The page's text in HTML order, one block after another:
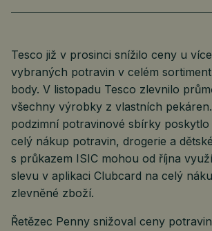
Tesco již v prosinci snížilo ceny u
vybraných potravin v celém
body. V listopadu Tesco zlevnilo
všechny výrobky z vlastních
podzimní potravinové sbírky poskytlo
celý nákup potravin, drogerie a
s průkazem ISIC mohou od října
slevu v aplikaci Clubcard na celý
zlevněné zboží.
Řetězec Penny snižoval ceny